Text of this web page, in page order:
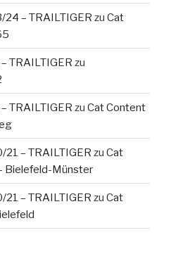
– TRAILTIGER zu Cat
TRAILTIGER zu
TRAILTIGER zu Cat Content
– TRAILTIGER zu Cat
Bielefeld-Münster
– TRAILTIGER zu Cat